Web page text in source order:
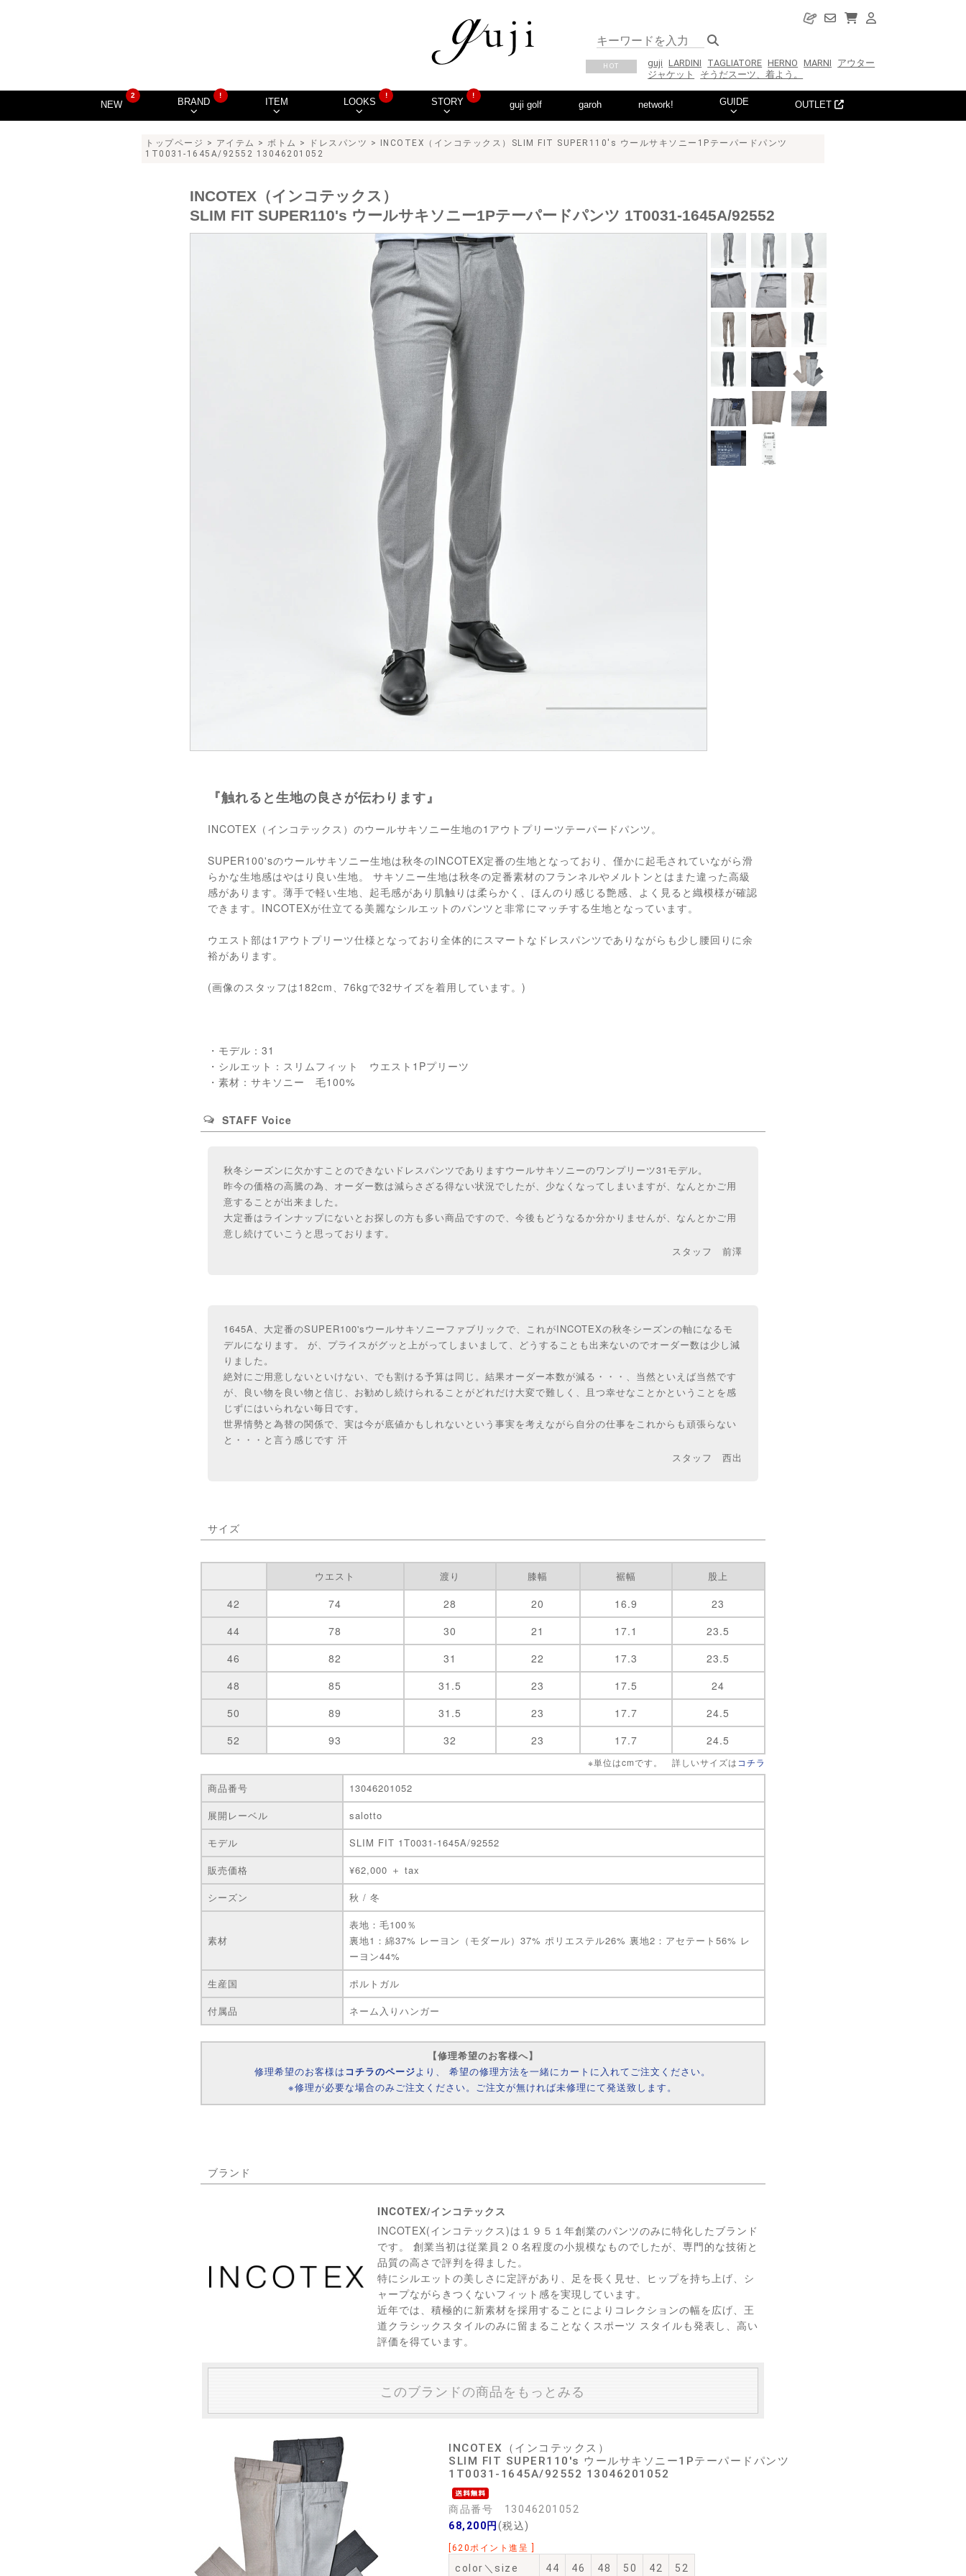
HOT guji LARDINI TAGLIATORE HERNO MARNI
アウター
ジャケット
そうだスーツ、着よう。
NEW
2
BRAND
!
ITEM LOOKS
!
STORY
!
guji golf garoh network! GUIDE OUTLET
トップページ > アイテム > ボトム > ドレスパンツ > INCOTEX（インコテックス）SLIM FIT SUPER110's ウールサキソニー1Pテーパードパンツ
1T0031-1645A/92552 13046201052
『触れると生地の良さが伝わります』
INCOTEX（インコテックス）のウールサキソニー生地の1アウトプリーツテーパードパンツ。
SUPER100'sのウールサキソニー生地は秋冬のINCOTEX定番の生地となっており、僅かに起毛されていながら滑
らかな生地感はやはり良い生地。 サキソニー生地は秋冬の定番素材のフランネルやメルトンとはまた違った高級
感があります。薄手で軽い生地、起毛感があり肌触りは柔らかく、ほんのり感じる艶感、よく見ると織模様が確認
できます。INCOTEXが仕立てる美麗なシルエットのパンツと非常にマッチする生地となっています。
ウエスト部は1アウトプリーツ仕様となっており全体的にスマートなドレスパンツでありながらも少し腰回りに余
裕があります。
(画像のスタッフは182cm、76kgで32サイズを着用しています。)
・モデル：31
・シルエット：スリムフィット ウエスト1Pプリーツ
・素材：サキソニー 毛100%
STAFF Voice
秋冬シーズンに欠かすことのできないドレスパンツでありますウールサキソニーのワンプリーツ31モデル。
昨今の価格の高騰の為、オーダー数は減らさざる得ない状況でしたが、少なくなってしまいますが、なんとかご用
意することが出来ました。
大定番はラインナップにないとお探しの方も多い商品ですので、今後もどうなるか分かりませんが、なんとかご用
意し続けていこうと思っております。
スタッフ 前澤
1645A、大定番のSUPER100'sウールサキソニーファブリックで、これがINCOTEXの秋冬シーズンの軸になるモ
デルになります。 が、プライスがグッと上がってしまいまして、どうすることも出来ないのでオーダー数は少し減
りました。
絶対にご用意しないといけない、でも割ける予算は同じ。結果オーダー本数が減る・・・、当然といえば当然です
が、良い物を良い物と信じ、お勧めし続けられることがどれだけ大変で難しく、且つ幸せなことかということを感
じずにはいられない毎日です。
世界情勢と為替の関係で、実は今が底値かもしれないという事実を考えながら自分の仕事をこれからも頑張らない
と・・・と言う感じです 汗
スタッフ 西出
サイズ
ウエスト 渡り 膝幅 裾幅 股上
42 74 28 20 16.9
23
44
78 30 21 17.1
23.5
46
82 31 22 17.3
23.5
48
85 31.5 23 17.5
24
50
89 31.5 23 17.7
24.5
52
93 32 23 17.7 24.5
※単位はcmです。 詳しいサイズは コチラ
商品番号
13046201052
展開レーベル
salotto
モデル
SLIM FIT 1T0031-1645A/92552
販売価格
¥62,000 ＋ tax
シーズン
秋 / 冬
素材
表地：毛100％
裏地1：綿37% レーヨン（モダール）37% ポリエステル26% 裏地2：アセテート56% レ
ーヨン44%
生産国
ポルトガル
付属品
ネーム入りハンガー
【修理希望のお客様へ】
修理希望のお客様は コチラのページより、 希望の修理方法を一緒にカートに入れてご注文ください。
※修理が必要な場合のみご注文ください。ご注文が無ければ未修理にて発送致します。
ブランド
INCOTEX/インコテックス
INCOTEX(インコテックス)は１９５１年創業のパンツのみに特化したブランド
です。 創業当初は従業員２０名程度の小規模なものでしたが、専門的な技術と
品質の高さで評判を得ました。
特にシルエットの美しさに定評があり、足を長く見せ、ヒップを持ち上げ、シ
ャープながらきつくないフィット感を実現しています。
近年では、積極的に新素材を採用することによりコレクションの幅を広げ、王
道クラシックスタイルのみに留まることなくスポーツ スタイルも発表し、高い
評価を得ています。
このブランドの商品をもっとみる
INCOTEX（インコテックス）
SLIM FIT SUPER110's ウールサキソニー1Pテーパードパンツ
1T0031-1645A/92552 13046201052
商品番号 13046201052
68,200円 (税込)
[620ポイント進呈 ]
color＼size 44 46 48 50 42 52